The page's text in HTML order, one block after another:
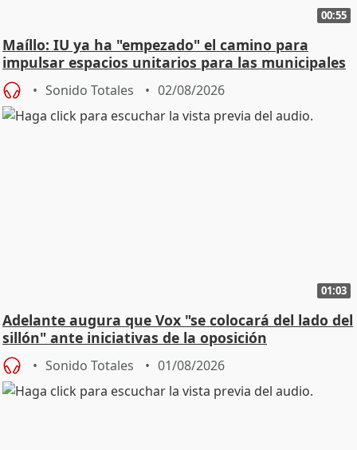
00:55
Maíllo: IU ya ha "empezado" el camino para
impulsar espacios unitarios para las municipales
Sonido Totales 02/08/2026
01:03
Adelante augura que Vox "se colocará del lado del
sillón" ante iniciativas de la oposición
Sonido Totales 01/08/2026